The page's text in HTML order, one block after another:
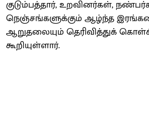
குடும்பத்தார், உறவினர்கள்,
நெஞ்சங்களுக்கும் ஆழ்ந்த
ஆறுதலையும் தெரிவித்துக்
கூறியுள்ளார்.